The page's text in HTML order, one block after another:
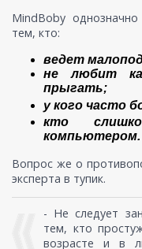
MindBoby
тем, кто:
ведет
не любит
прыгать;
у кого часто
кто
компьютером.
Вопрос же о
эксперта в тупик.
- Не следует
тем, кто
возрасте и в